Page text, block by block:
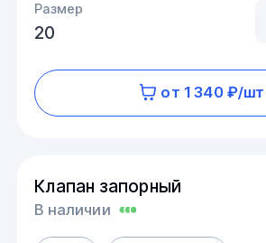
Размер
20
от 1 340 ₽/шт
Клапан запорный
В наличии